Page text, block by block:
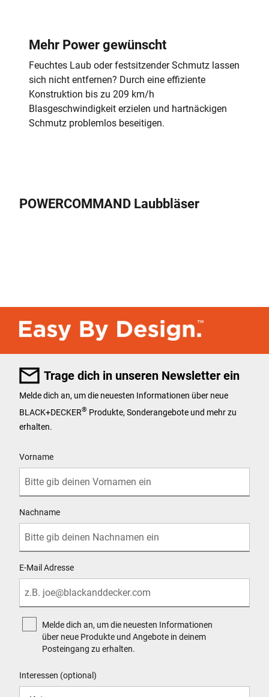
Mehr Power gewünscht
Feuchtes Laub oder festsitzender Schmutz lassen
sich nicht entfernen? Durch eine effiziente
Konstruktion bis zu 209 km/h
Blasgeschwindigkeit erzielen und hartnäckigen
Schmutz problemlos beseitigen.
POWERCOMMAND Laubbläser
Trage dich in unseren Newsletter ein
Melde dich an, um die neuesten Informationen über neue
BLACK+DECKER® Produkte, Sonderangebote und mehr zu
erhalten.
Vorname
Nachname
E-Mail Adresse
Melde dich an, um die neuesten Informationen
über neue Produkte und Angebote in deinem
Posteingang zu erhalten.
Interessen (optional)